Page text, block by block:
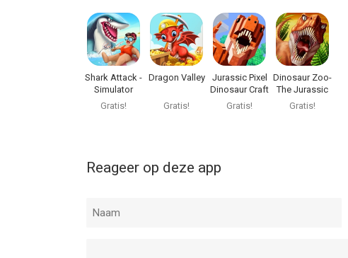
Shark Attack -
Simulator
games
Gratis!
Dragon Valley
Gratis!
Jurassic Pixel
Dinosaur Craft
Gratis!
Dinosaur Zoo-
The Jurassic
game
Gratis!
Reageer op deze app